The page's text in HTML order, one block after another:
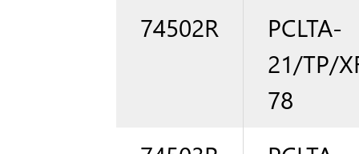
74502R
PCLTA-
21/TP/
78